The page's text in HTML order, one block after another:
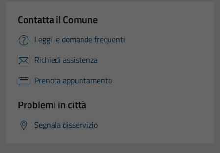
Contatta il Comune
Leggi le domande frequenti
Richiedi assistenza
Prenota appuntamento
Problemi in città
Segnala disservizio